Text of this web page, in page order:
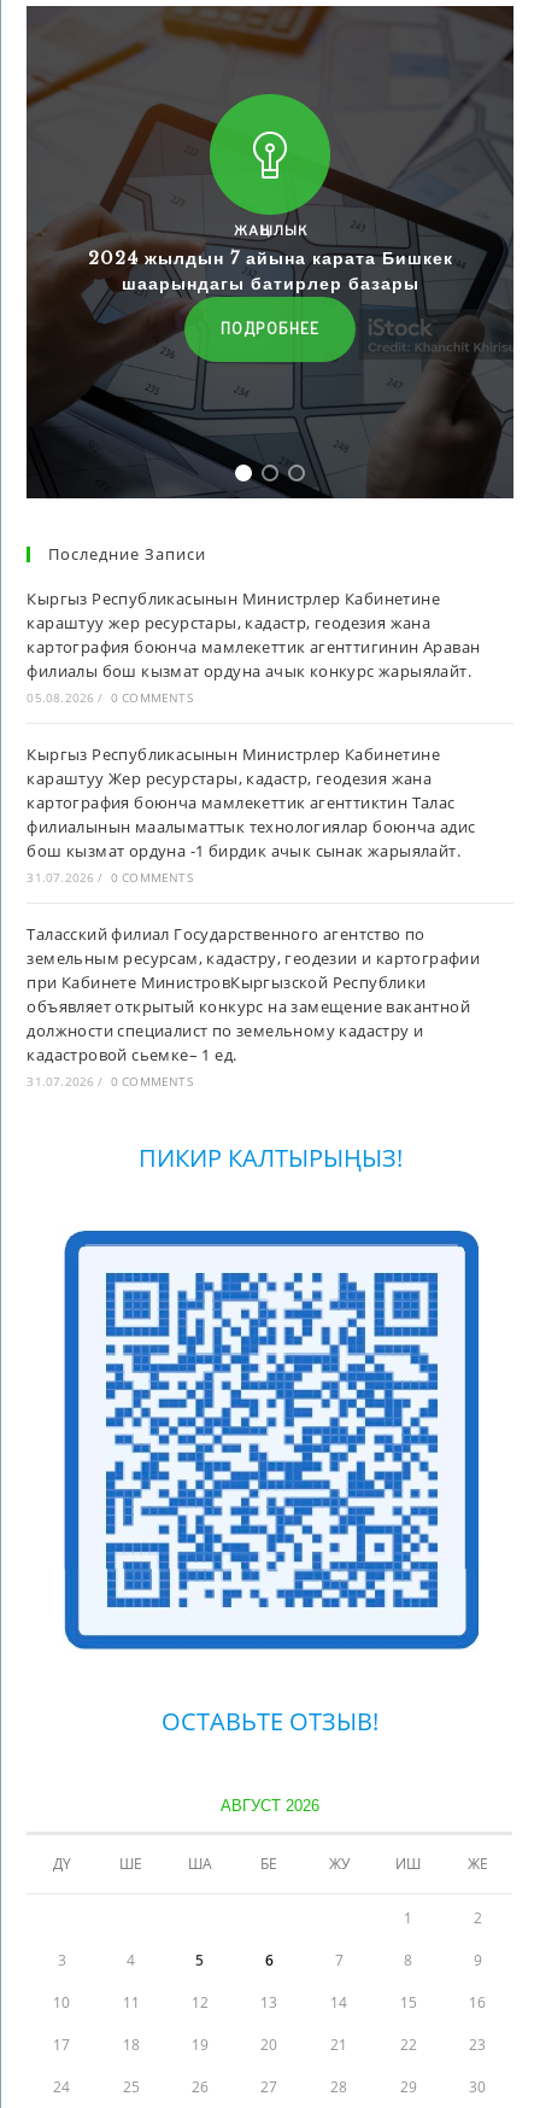
ЖАҢЫЛЫК
2024 жылдын 7 айына карата Бишкек
шаарындагы батирлер базары
ПОДРОБНЕЕ
Последние Записи
Кыргыз Республикасынын Министрлер Кабинетине
караштуу жер ресурстары, кадастр, геодезия жана
картография боюнча мамлекеттик агенттигинин Араван
филиалы бош кызмат ордуна ачык конкурс жарыялайт.
05.08.2026 / 0 COMMENTS
Кыргыз Республикасынын Министрлер Кабинетине
караштуу Жер ресурстары, кадастр, геодезия жана
картография боюнча мамлекеттик агенттиктин Талас
филиалынын маалыматтык технологиялар боюнча адис
бош кызмат ордуна -1 бирдик ачык сынак жарыялайт.
31.07.2026 / 0 COMMENTS
Таласский филиал Государственного агентство по
земельным ресурсам, кадастру, геодезии и картографии
при Кабинете МинистровКыргызской Республики
объявляет открытый конкурс на замещение вакантной
должности специалист по земельному кадастру и
кадастровой сьемке– 1 ед.
31.07.2026 / 0 COMMENTS
ПИКИР КАЛТЫРЫҢЫЗ!
ОСТАВЬТЕ ОТЗЫВ!
АВГУСТ 2026
ДҮ ШЕ ША БЕ ЖУ ИШ ЖЕ
1 2
3 4 5 6 7 8 9
10 11 12 13 14 15 16
17 18 19 20 21 22 23
24 25 26 27 28 29 30